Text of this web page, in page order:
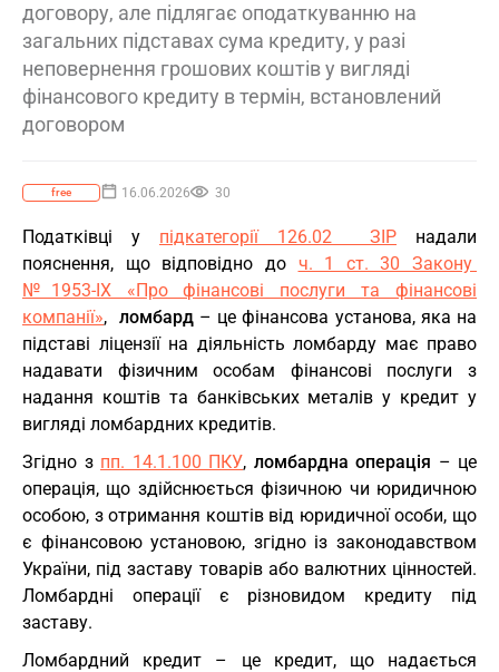
договору, але підлягає оподаткуванню на
загальних підставах сума кредиту, у разі
неповернення грошових коштів у вигляді
фінансового кредиту в термін, встановлений
договором
free 16.06.2026 30
Податківці у підкатегорії 126.02 ЗІР надали
пояснення, що відповідно до ч. 1 ст. 30 Закону
№1953-ІХ «Про фінансові послуги та фінансові
компанії», ломбард– це фінансова установа, яка на
підставі ліцензії на діяльність ломбарду має право
надавати фізичним особам фінансові послуги з
надання коштів та банківських металів у кредит у
вигляді ломбардних кредитів.
Згідно з пп. 14.1.100 ПКУ, ломбардна операція – це
операція, що здійснюється фізичною чи юридичною
особою, з отримання коштів від юридичної особи, що
є фінансовою установою, згідно із законодавством
України, під заставу товарів або валютних цінностей.
Ломбардні операції є різновидом кредиту під
заставу.
Ломбардний кредит – це кредит, що надається